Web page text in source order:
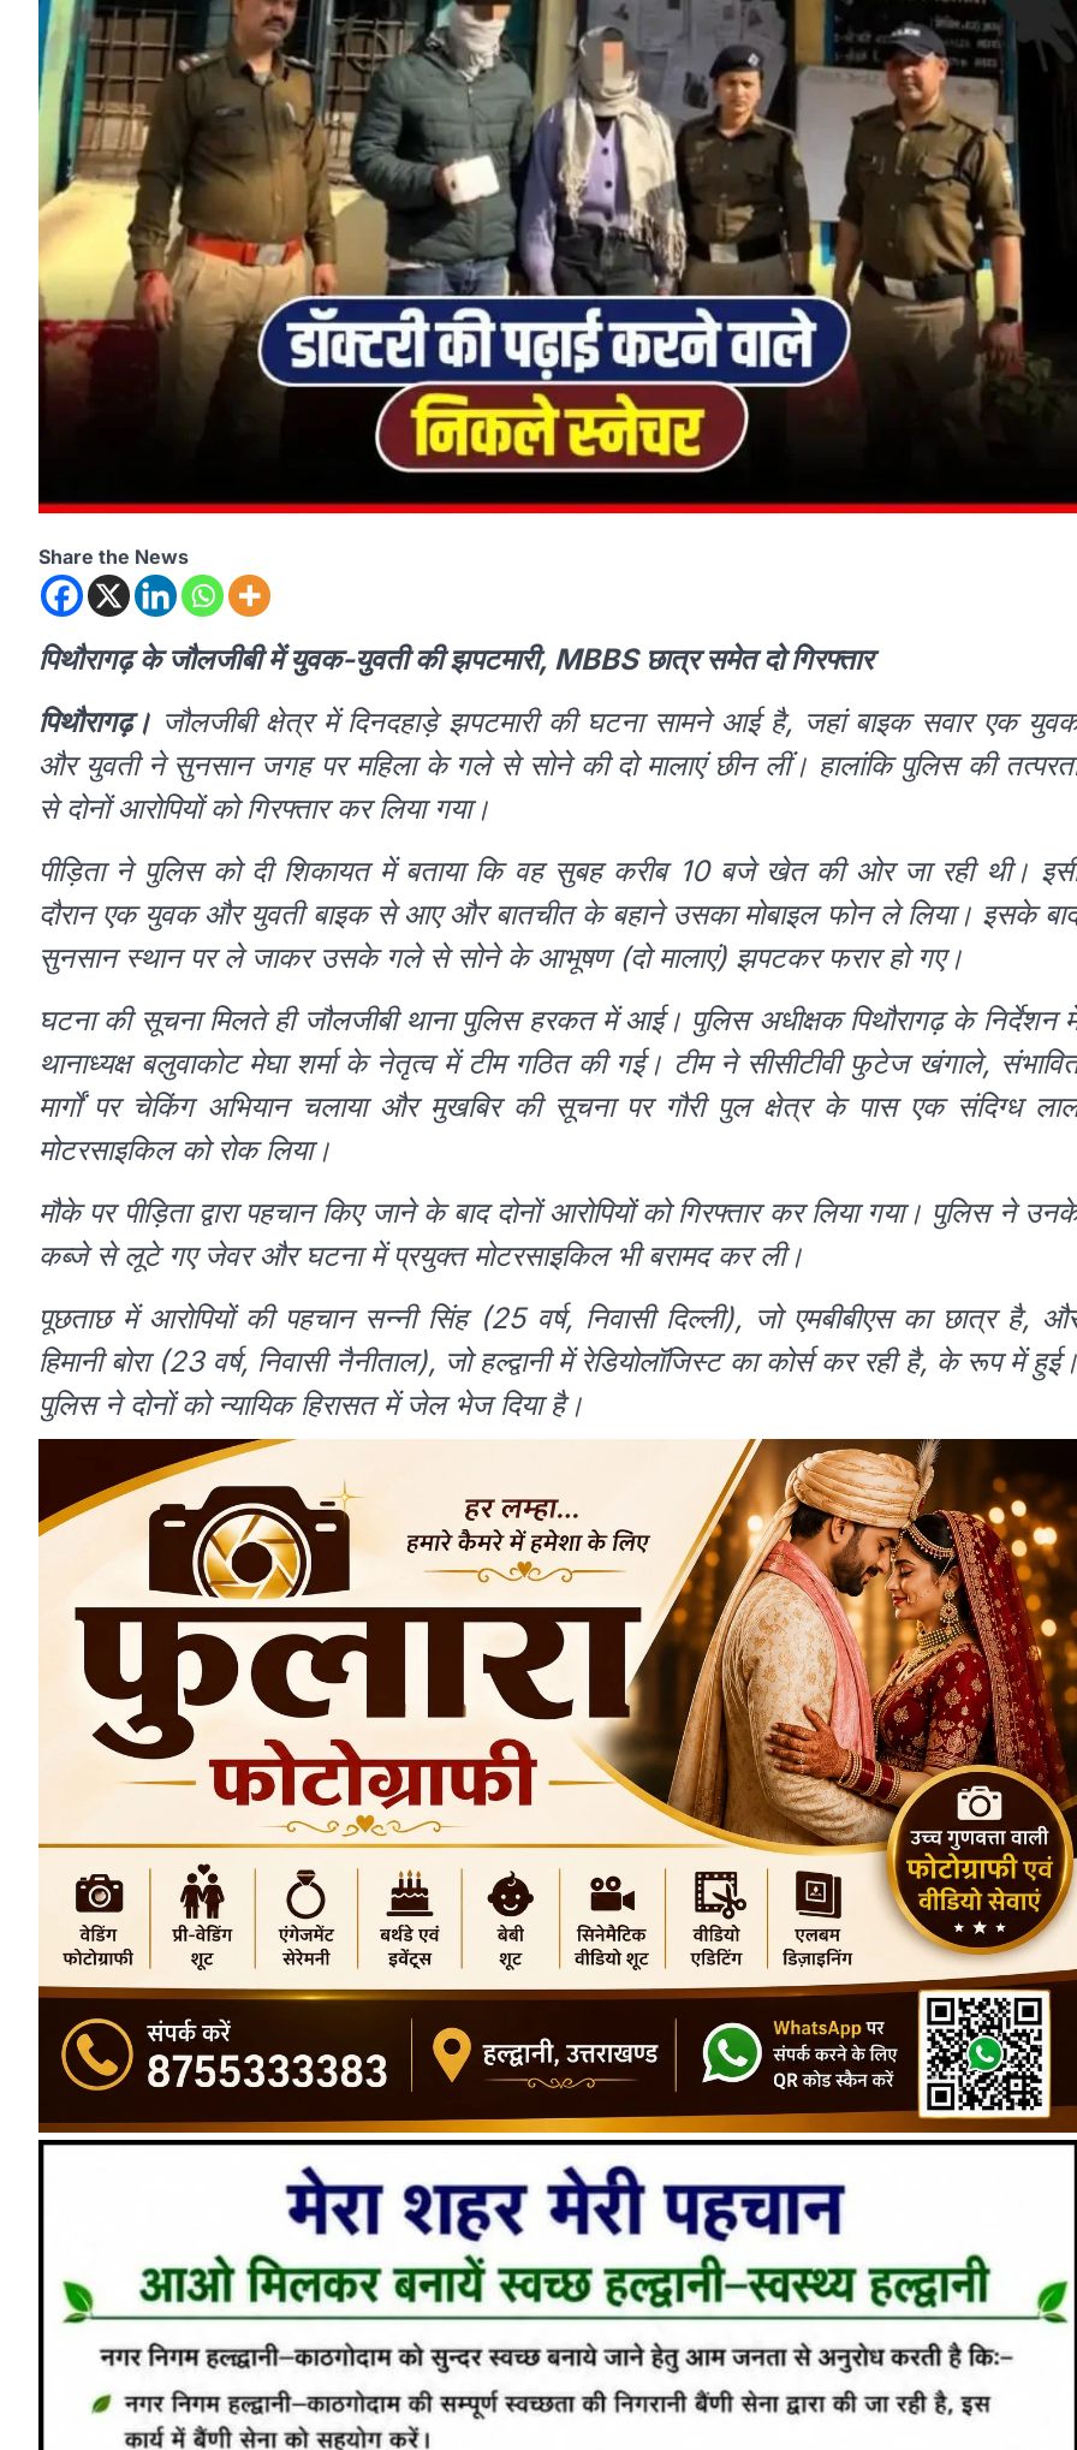
Share the News
पिथौरागढ़ के जौलजीबी में युवक-युवती की झपटमारी, MBBS छात्र समेत दो गिरफ्तार
पिथौरागढ़। जौलजीबी क्षेत्र में दिनदहाड़े झपटमारी की घटना सामने आई है, जहां बाइक सवार एक
और युवती ने सुनसान जगह पर महिला के गले से सोने की दो मालाएं छीन लीं। हालांकि पुलिस की
से दोनों आरोपियों को गिरफ्तार कर लिया गया।
पीड़िता ने पुलिस को दी शिकायत में बताया कि वह सुबह करीब 10 बजे खेत की ओर जा रही थी।
दौरान एक युवक और युवती बाइक से आए और बातचीत के बहाने उसका मोबाइल फोन ले लिया। इसके
सुनसान स्थान पर ले जाकर उसके गले से सोने के आभूषण (दो मालाएं) झपटकर फरार हो गए।
घटना की सूचना मिलते ही जौलजीबी थाना पुलिस हरकत में आई। पुलिस अधीक्षक पिथौरागढ़ के निर्देशन
थानाध्यक्ष बलुवाकोट मेघा शर्मा के नेतृत्व में टीम गठित की गई। टीम ने सीसीटीवी फुटेज खंगाले,
मार्गों पर चेकिंग अभियान चलाया और मुखबिर की सूचना पर गौरी पुल क्षेत्र के पास एक संदिग्ध
मोटरसाइकिल को रोक लिया।
मौके पर पीड़िता द्वारा पहचान किए जाने के बाद दोनों आरोपियों को गिरफ्तार कर लिया गया। पुलिस ने
कब्जे से लूटे गए जेवर और घटना में प्रयुक्त मोटरसाइकिल भी बरामद कर ली।
पूछताछ में आरोपियों की पहचान सन्नी सिंह (25 वर्ष, निवासी दिल्ली), जो एमबीबीएस का छात्र है,
हिमानी बोरा (23 वर्ष, निवासी नैनीताल), जो हल्द्वानी में रेडियोलॉजिस्ट का कोर्स कर रही है, के रूप में हुई।
पुलिस ने दोनों को न्यायिक हिरासत में जेल भेज दिया है।